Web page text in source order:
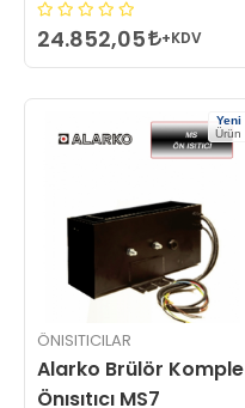
24.852,05 +KDV
Yeni
Ürün
ÖNISITICILAR
Alarko Brülör Komple
Önısıtıcı MS7